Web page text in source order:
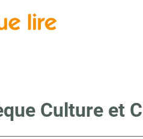
Culture et